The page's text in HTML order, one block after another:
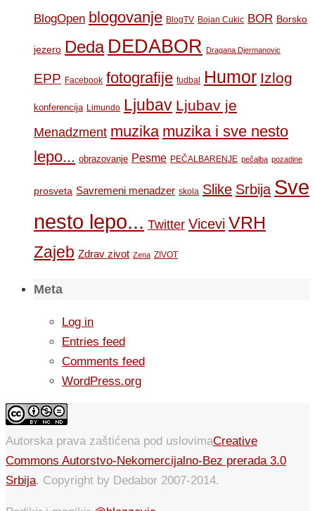
BlogOpen blogovanje BlogTV Bojan Cukic BOR Borsko
jezero Deda DEDABOR Dragana Djermanovic
EPP Facebook fotografije fudbal Humor Izlog
konferencija Limundo Ljubav Ljubav je
Menadzment muzika muzika i sve nesto
lepo... obrazovanje Pesme PEČALBARENJE pečalba pozadine
prosveta Savremeni menadzer skola Slike Srbija Sve
nesto lepo... Twitter Vicevi VRH
Zajeb Zdrav zivot Zena ZIVOT
Meta
Log in
Entries feed
Comments feed
WordPress.org
Autorska prava zaštićena pod uslovimaCreative
Commons Autorstvo-Nekomercijalno-Bez prerada 3.0
Srbija. Copyright by Dedabor 2007-2014.